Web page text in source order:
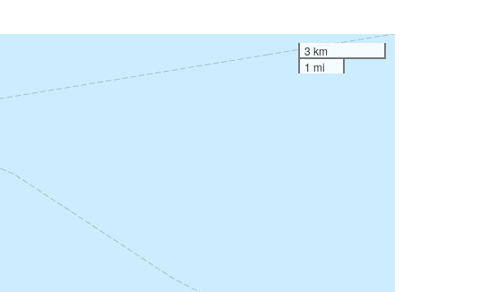
3 km
1 mi